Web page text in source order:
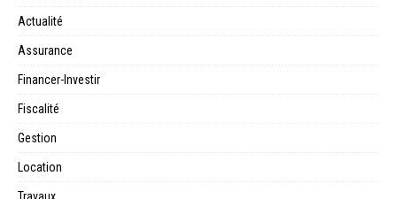
Actualité
Assurance
Financer-Investir
Fiscalité
Gestion
Location
Travaux